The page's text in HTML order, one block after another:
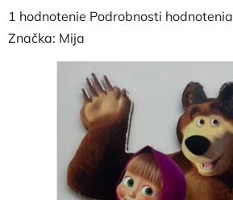
Priemerné
hodnotenie
produktu
hviezdičiek.
1 hodnotenie Podrobnosti hodnotenia
Značka: Mija